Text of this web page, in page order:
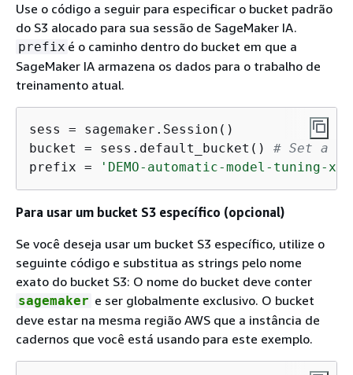
Use o código a seguir para especificar o bucket padrão
do S3 alocado para sua sessão de SageMaker IA.
prefix é o caminho dentro do bucket em que a
SageMaker IA armazena os dados para o trabalho de
treinamento atual.
sess = sagemaker.Session()
bucket = sess.default_bucket() # Set a
prefix =
'DEMO-automatic-model-tuning-
Para usar um bucket S3 específico (opcional)
Se você deseja usar um bucket S3 específico, utilize o
seguinte código e substitua as strings pelo nome
exato do bucket S3: O nome do bucket deve conter
sagemaker e ser globalmente exclusivo. O bucket
deve estar na mesma região AWS que a instância de
cadernos que você está usando para este exemplo.